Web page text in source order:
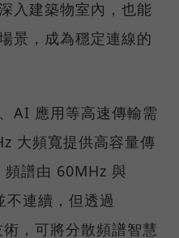
入建築物室內，也能
景，成為穩定連線的
AI 應用等高速傳輸需
大頻寬提供高容量傳
譜由 60MHz 與
連續，但透過
，可將分散頻譜智慧